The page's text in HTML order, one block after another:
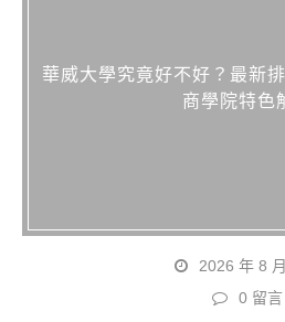
華威大學究竟好不好？最新
商學院特色
2026 年 8
0 留言